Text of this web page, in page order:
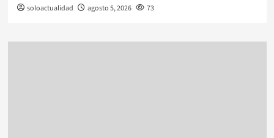
soloactualidad agosto 5, 2026 73